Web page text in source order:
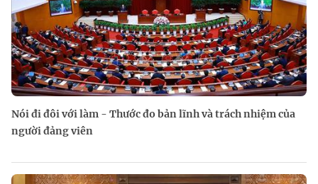
Nói đi đôi với làm - Thước đo bản lĩnh và trách nhiệm của
người đảng viên